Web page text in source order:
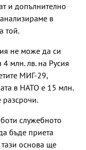
и допълнително
в
той.
не може да си
млн. лв. на Русия
МИГ-29,
в НАТО е 15 млн.
служебното
бъде приета
тази основа ще